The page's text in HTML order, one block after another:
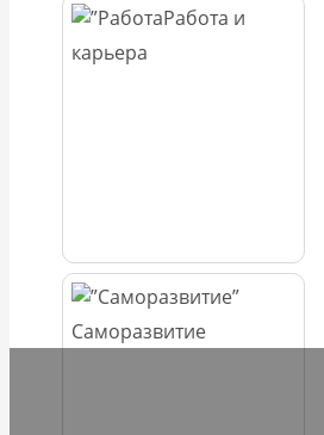
Работа и
карьера
Саморазвитие